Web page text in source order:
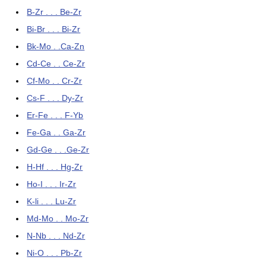
B-Zr . . . Be-Zr
Bi-Br . . . Bi-Zr
Bk-Mo . .Ca-Zn
Cd-Ce . . Ce-Zr
Cf-Mo . . Cr-Zr
Cs-F . . . Dy-Zr
Er-Fe . . . F-Yb
Fe-Ga . . Ga-Zr
Gd-Ge . . .Ge-Zr
H-Hf . . . Hg-Zr
Ho-I . . . Ir-Zr
K-li . . . Lu-Zr
Md-Mo . . Mo-Zr
N-Nb . . . Nd-Zr
Ni-O . . . Pb-Zr